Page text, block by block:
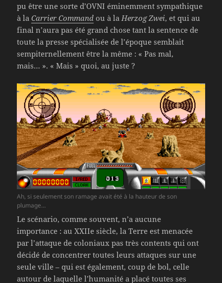
pu être une sorte d’OVNI éminemment sympathique
à laCarrier Command ou à la Herzog Zwei, et qui au
final n’aura pas été grand chose tant la sentence de
toute la presse spécialisée de l’époque semblait
sempiternellement être la même : « Pas mal,
mais… ». « Mais » quoi, au juste ?
Ah, si seulement son ramage avait été à la hauteur de son
plumage…
Le scénario, comme souvent, n’a aucune
importance : au XXIIe siècle, la Terre est menacée
par l’attaque de coloniaux pas très contents qui ont
décidé de concentrer toutes leurs attaques sur une
seule ville – qui est également, coup de bol, celle
autour de laquelle l’humanité a placé toutes ses